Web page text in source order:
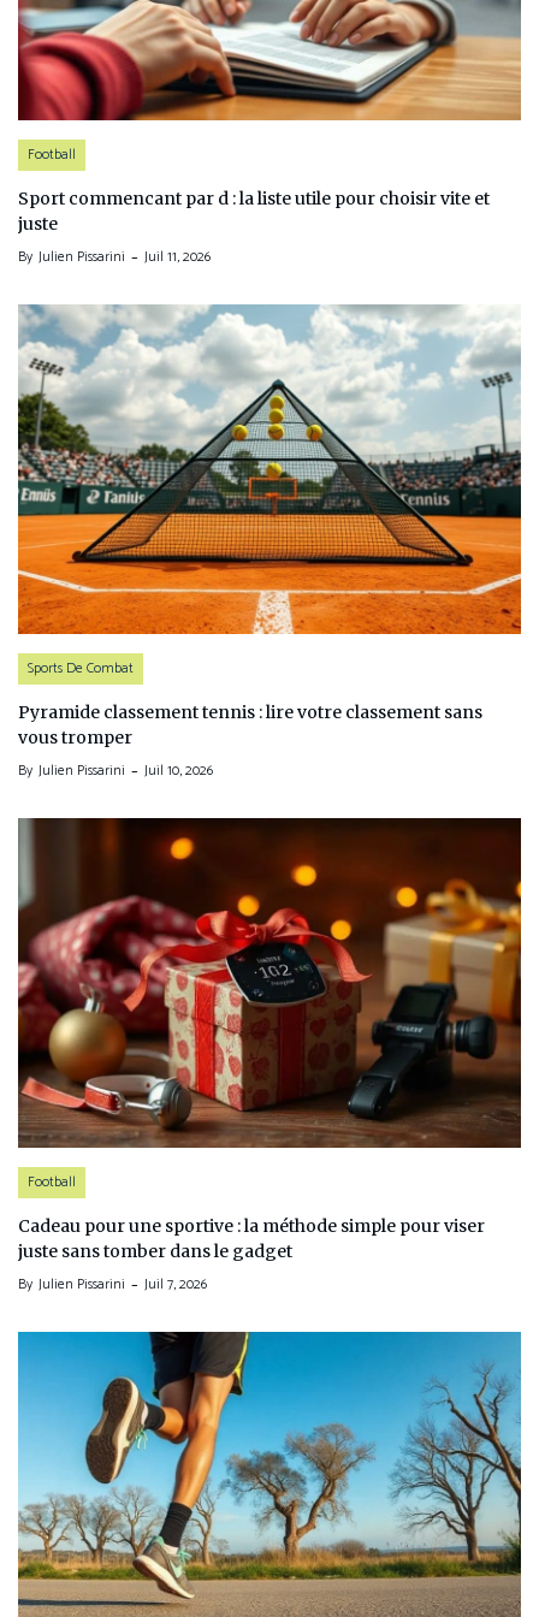
Football
Sport commencant par d : la liste utile pour choisir vite et
juste
By Julien Pissarini Juil 11, 2026
Sports De Combat
Pyramide classement tennis : lire votre classement sans
vous tromper
By Julien Pissarini Juil 10, 2026
Football
Cadeau pour une sportive : la méthode simple pour viser
juste sans tomber dans le gadget
By Julien Pissarini Juil 7, 2026